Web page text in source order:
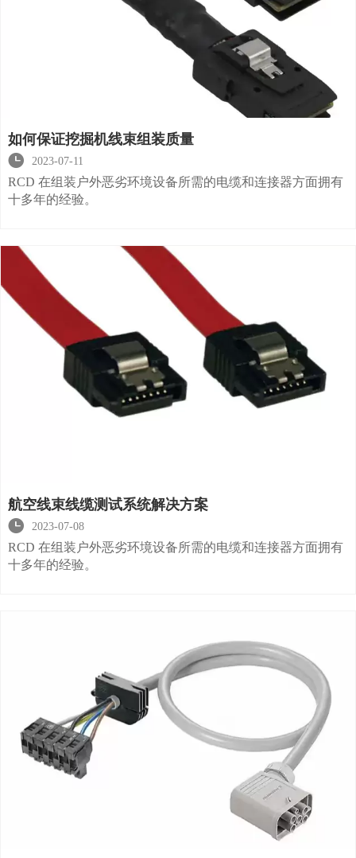
如何保证挖掘机线束组装质量

2023-07-11
RCD 在组装户外恶劣环境设备所需的电缆和连接器方面拥有
十多年的经验。
航空线束线缆测试系统解决方案

2023-07-08
RCD 在组装户外恶劣环境设备所需的电缆和连接器方面拥有
十多年的经验。